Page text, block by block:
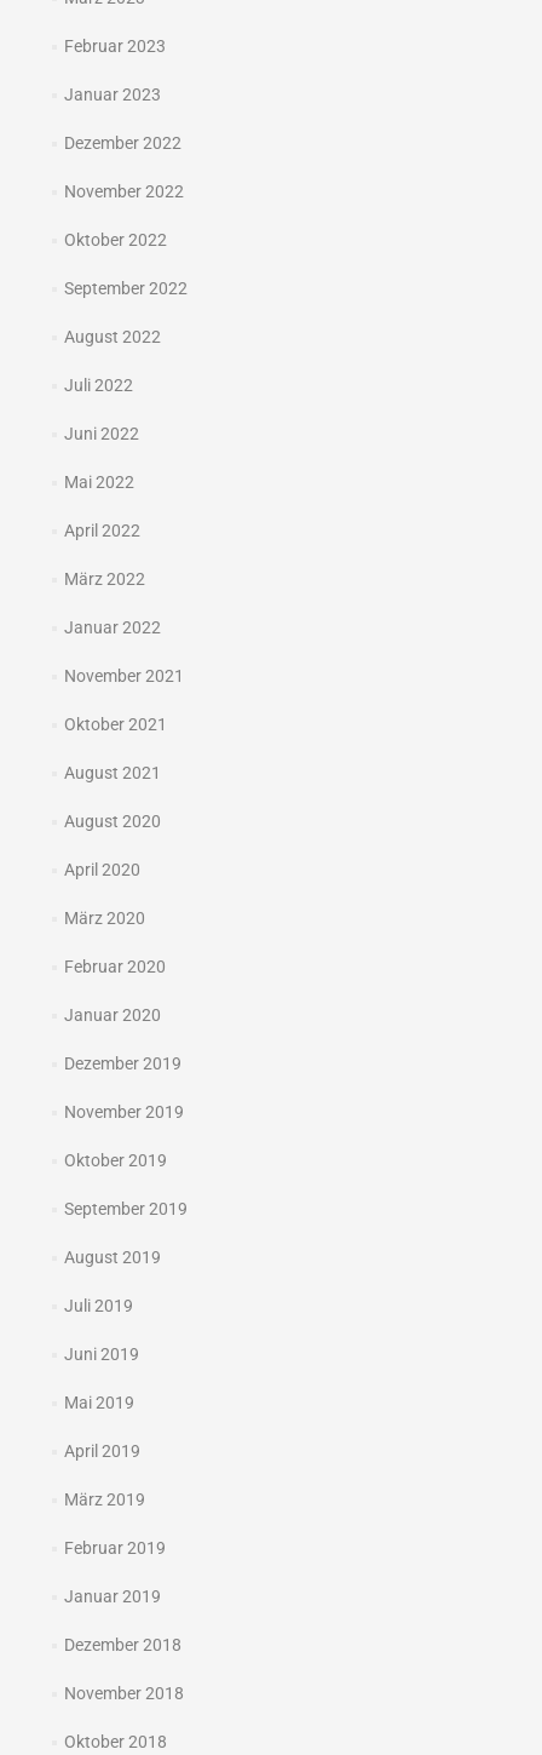
Februar 2023
Januar 2023
Dezember 2022
November 2022
Oktober 2022
September 2022
August 2022
Juli 2022
Juni 2022
Mai 2022
April 2022
März 2022
Januar 2022
November 2021
Oktober 2021
August 2021
August 2020
April 2020
März 2020
Februar 2020
Januar 2020
Dezember 2019
November 2019
Oktober 2019
September 2019
August 2019
Juli 2019
Juni 2019
Mai 2019
April 2019
März 2019
Februar 2019
Januar 2019
Dezember 2018
November 2018
Oktober 2018